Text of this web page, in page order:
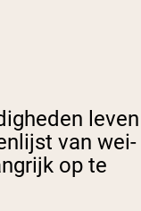
leven
van wei-
op te